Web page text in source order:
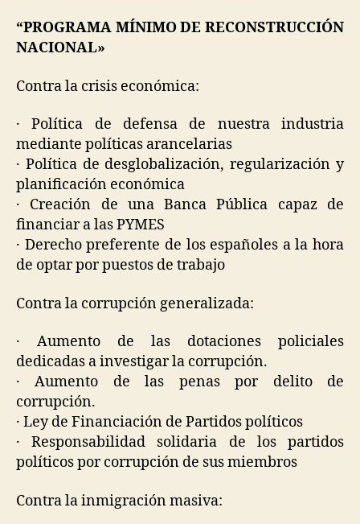
“PROGRAMA MÍNIMO DE RECONSTRUCCIÓN
NACIONAL»
Contra la crisis económica:
· Política de defensa de nuestra industria
mediante políticas arancelarias
· Política de desglobalización, regularización y
planificación económica
· Creación de una Banca Pública capaz de
financiar a las PYMES
· Derecho preferente de los españoles a la hora
de optar por puestos de trabajo
Contra la corrupción generalizada:
· Aumento de las dotaciones policiales
dedicadas a investigar la corrupción.
· Aumento de las penas por delito de
corrupción.
· Ley de Financiación de Partidos políticos
· Responsabilidad solidaria de los partidos
políticos por corrupción de sus miembros
Contra la inmigración masiva: